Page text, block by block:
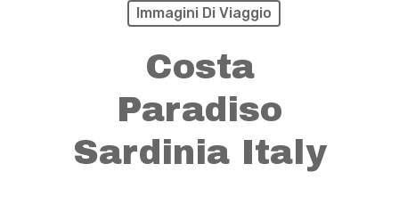
Immagini Di Viaggio
Costa
Paradiso
Sardinia Italy